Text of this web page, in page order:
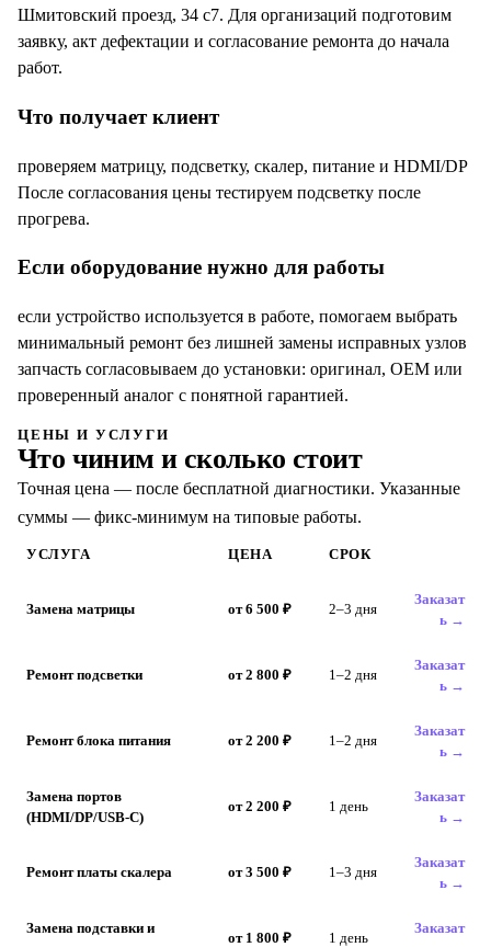
Шмитовский проезд, 34 с7. Для организаций подготовим
заявку, акт дефектации и согласование ремонта до начала
работ.
Что получает клиент
проверяем матрицу, подсветку, скалер, питание и HDMI/DP
После согласования цены тестируем подсветку после
прогрева.
Если оборудование нужно для работы
если устройство используется в работе, помогаем выбрать
минимальный ремонт без лишней замены исправных узлов
запчасть согласовываем до установки: оригинал, OEM или
проверенный аналог с понятной гарантией.
ЦЕНЫ И УСЛУГИ
Что чиним и сколько стоит
Точная цена — после бесплатной диагностики. Указанные
суммы — фикс-минимум на типовые работы.
УСЛУГА ЦЕНА СРОК
Замена матрицы от 6 500 ₽ 2–3 дня
Заказат
ь →
Ремонт подсветки от 2 800 ₽ 1–2 дня
Заказат
ь →
Ремонт блока питания от 2 200 ₽ 1–2 дня
Заказат
ь →
Замена портов
(HDMI/DP/USB-C)
от 2 200 ₽ 1 день
Заказат
ь →
Ремонт платы скалера от 3 500 ₽ 1–3 дня
Заказат
ь →
Замена подставки и
от 1 800 ₽ 1 день
Заказат